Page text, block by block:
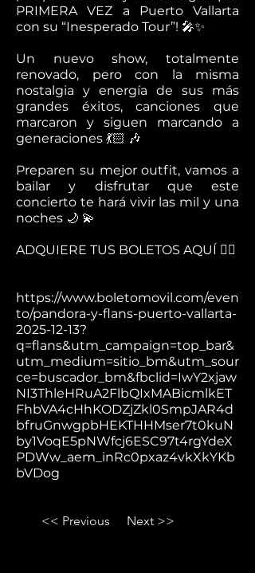
PRIMERA VEZ a Puerto Vallarta
con su “Inesperado Tour”! 🎤✨
Un nuevo show, totalmente
renovado, pero con la misma
nostalgia y energía de sus más
grandes éxitos, canciones que
marcaron y siguen marcando a
generaciones 💃🏻 🎶
Preparen su mejor outfit, vamos a
bailar y disfrutar que este
concierto te hará vivir las mil y una
noches 🌙 💫
ADQUIERE TUS BOLETOS AQUÍ 👇🏻
https://www.boletomovil.com/even
to/pandora-y-flans-puerto-vallarta-
2025-12-13?
q=flans&utm_campaign=top_bar&
utm_medium=sitio_bm&utm_sour
ce=buscador_bm&fbclid=IwY2xjaw
NI3ThleHRuA2FlbQIxMABicmlkET
FhbVA4cHhKODZjZkl0SmpJAR4d
bfruGnwgpbHEKTHHMser7t0kuN
by1VoqE5pNWfcj6ESC97t4rgYdeX
PDWw_aem_inRc0pxaz4vkXkYKb
bVDog
<< Previous Next >>